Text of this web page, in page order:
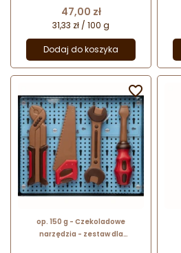
Cena
47,00 zł
31,33 zł / 100 g
Dodaj do koszyka
op. 150 g - Czekoladowe
narzędzia - zestaw dla
